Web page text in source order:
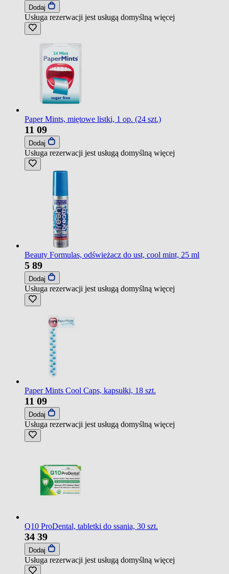
Dodaj
Usługa rezerwacji jest usługą domyślną więcej
Paper Mints, miętowe listki, 1 op. (24 szt.)
11 09
Dodaj
Usługa rezerwacji jest usługą domyślną więcej
Beauty Formulas, odświeżacz do ust, cool mint, 25 ml
5 89
Dodaj
Usługa rezerwacji jest usługą domyślną więcej
Paper Mints Cool Caps, kapsułki, 18 szt.
11 09
Dodaj
Usługa rezerwacji jest usługą domyślną więcej
Q10 ProDental, tabletki do ssania, 30 szt.
34 39
Dodaj
Usługa rezerwacji jest usługą domyślną więcej